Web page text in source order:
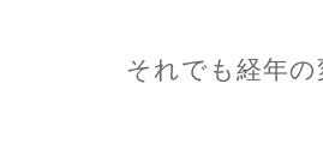
それでも経年